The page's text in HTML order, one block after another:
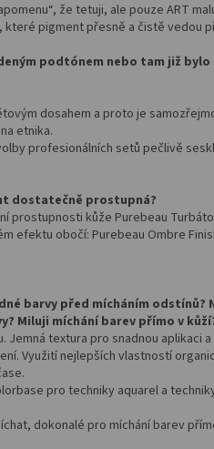
že tetuji, ale pouze ART
které pigment přesně a čistě vedou
podtónem nebo tam již
dosahem a proto je
etnika.
profesionálních setů pečlivě
dostatečně prostupná?
prostupnosti kůže Purebeau
efektu obočí: Purebeau Ombre
barvy před mícháním odstínů?
Miluji míchání barev přímo v
Jemná textura pro snadnou aplikaci
Využití nejlepších vlastností
pro techniky aquarel a
dokonalé pro míchání barev